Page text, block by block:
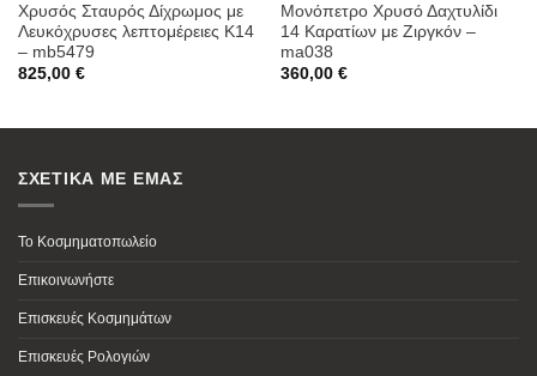
Χρυσός Σταυρός Δίχρωμος με
Λευκόχρυσες λεπτομέρειες K14
– mb5479
825,00 €
Μονόπετρο Χρυσό Δαχτυλίδι
14 Καρατίων με Ζιργκόν –
ma038
360,00 €
ΣΧΕΤΙΚΑ ΜΕ ΕΜΑΣ
Το Κοσμηματοπωλείο
Επικοινωνήστε
Επισκευές Κοσμημάτων
Επισκευές Ρολογιών